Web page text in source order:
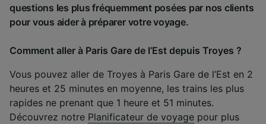
questions les plus fréquemment posées par nos clients
pour vous aider à préparer votre voyage.
Comment aller à Paris Gare de l’Est depuis Troyes ?
Vous pouvez aller de Troyes à Paris Gare de l’Est en 2
heures et 25 minutes en moyenne, les trains les plus
rapides ne prenant que 1 heure et 51 minutes.
Découvrez notre Planificateur de voyage pour plus